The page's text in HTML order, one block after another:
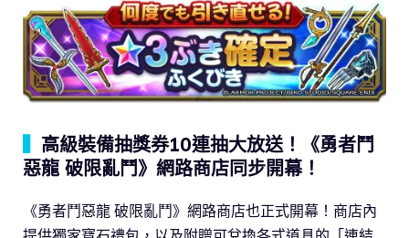
高級裝備抽獎券10連抽大放送！《勇者鬥
惡龍 破限亂鬥》網路商店同步開幕！
《勇者鬥惡龍 破限亂鬥》網路商店也正式開幕！商店內